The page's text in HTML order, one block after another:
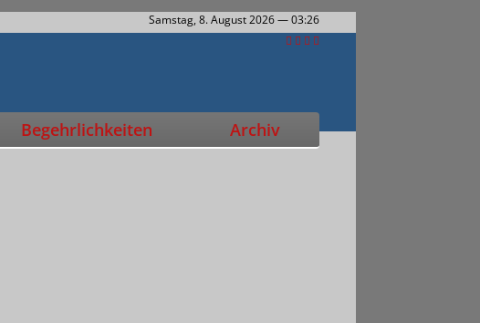
Samstag, 8. August 2026— 03:26
Begehrlichkeiten Archiv